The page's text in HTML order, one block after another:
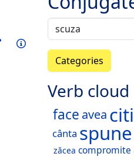
Train this verb
Info
Categories
Verb cloud
face avea citi
cânta spune
zăcea compromite